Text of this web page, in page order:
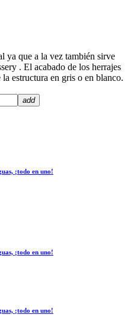
ya que a la vez también sirve
. El acabado de los herrajes
estructura en gris o en blanco.
add
¡todo en uno!
¡todo en uno!
¡todo en uno!